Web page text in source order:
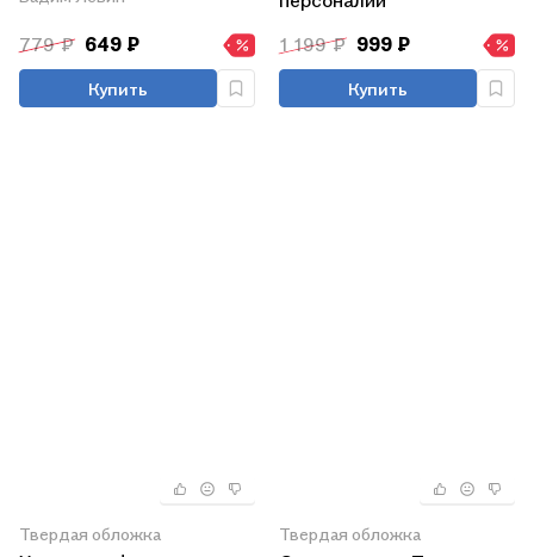
779 ₽ 649 ₽
Купить
1 199 ₽ 999 ₽
Купить
Твердая обложка Твердая обложка